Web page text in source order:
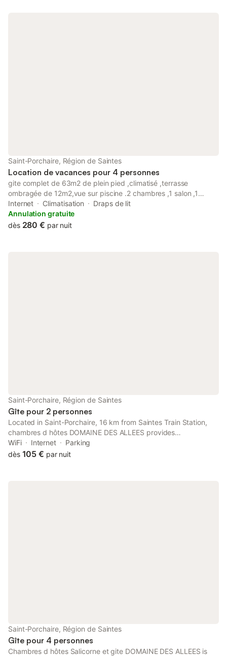
Saint-Porchaire, Région de Saintes
Location de vacances pour 4 personnes
gite complet de 63m2 de plein pied ,climatisé ,terrasse
ombragée de 12m2,vue sur piscine .2 chambres ,1 salon ,1
cuisine équipée ,1 salle de bain. piscine chauffé ,pool house
avec préau et toutes commodités . st porchaire est situé au
cœur de la Saintonge ,plage à 30mn , château de la roche
Internet Climatisation
Draps de lit
Annulation gratuite
dès 280 € par nuit
Saint-Porchaire, Région de Saintes
Gîte pour 2 personnes
Located in Saint-Porchaire, 16 km from Saintes Train Station,
chambres d hôtes DOMAINE DES ALLEES provides
accommodation with free WiFi and free private parking.
WiFi Internet
Parking
dès 105 € par nuit
Saint-Porchaire, Région de Saintes
Gîte pour 4 personnes
Chambres d hôtes Salicorne et gite DOMAINE DES ALLEES is